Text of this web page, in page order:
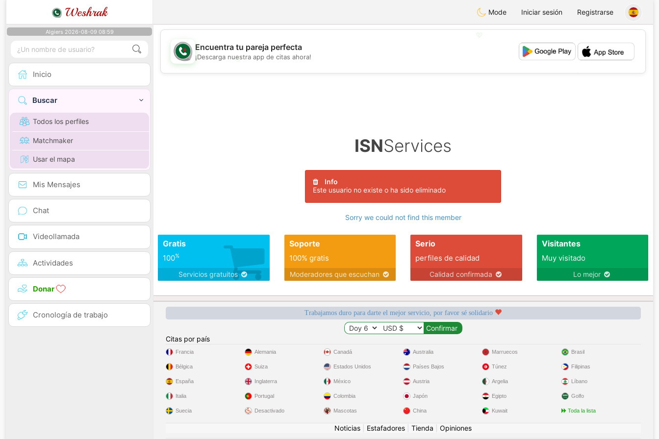
Weshrak Mode Iniciar sesión Registrarse
Algiers 2026-08-09 08:59
Inicio
Buscar
Todos los perfiles
Matchmaker
Usar el mapa
Mis Mensajes
Chat
Videollamada
Actividades
Donar
Cronología de trabajo
💖
💕
Encuentra tu pareja perfecta
¡Descarga nuestra app de citas ahora!
ISNServices
Info
Este usuario no existe o ha sido eliminado
Sorry we could not find this member
Gratis
100%
Servicios gratuitos
Soporte
100% gratis
Moderadores que escuchan
Serio
perfiles de calidad
Calidad confirmada
Visitantes
Muy visitado
Lo mejor
Trabajamos duro para darte el mejor servicio, por favor sé solidario
Citas por país
Francia
Bélgica
España
Italia
Suecia
Alemania
Suiza
Inglaterra
Portugal
Desactivado
Canadá
Estados Unidos
México
Colombia
Mascotas
Australia
Países Bajos
Austria
Japón
China
Marruecos
Túnez
Argelia
Egipto
Kuwait
Brasil
Filipinas
Líbano
Golfo
Toda la lista
Noticias Estafadores Tienda Opiniones